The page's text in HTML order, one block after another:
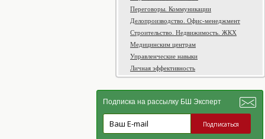
Переговоры. Коммуникации
Делопроизводство. Офис-менеджмент
Строительство. Недвижимость. ЖКХ
Медицинским центрам
Управленческие навыки
Личная эффективность
Подписка на рассылку БШ Эксперт